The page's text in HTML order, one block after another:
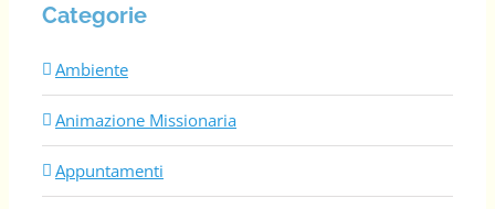
Categorie
Ambiente
Animazione Missionaria
Appuntamenti